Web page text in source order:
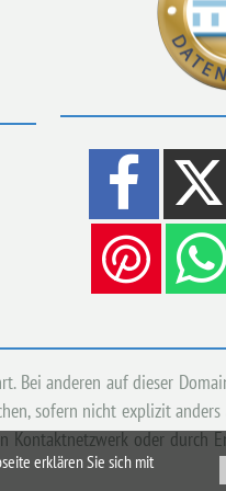
Bei anderen auf dieser
sofern nicht explizit
oder durch
erklären Sie sich mit